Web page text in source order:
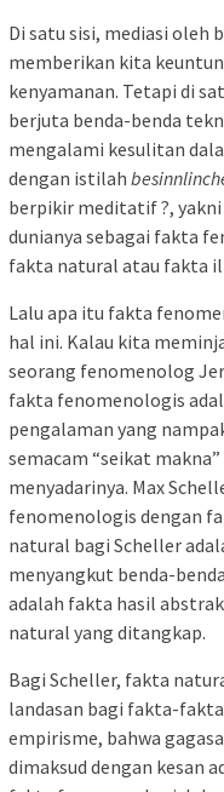
Di satu sisi, mediasi oleh
memberikan kita
kenyamanan. Tetapi di
berjuta benda-benda
mengalami kesulitan
dengan istilah
berpikir meditatif ?,
dunianya sebagai fakta
fakta natural atau fakta
Lalu apa itu fakta
hal ini. Kalau kita
seorang fenomenolog
fakta fenomenologis
pengalaman yang
semacam “seikat
menyadarinya. Max
fenomenologis dengan
natural bagi Scheller
menyangkut benda-
adalah fakta hasil
natural yang ditangkap.
Bagi Scheller, fakta
landasan bagi fakta-
empirisme, bahwa
dimaksud dengan kesan